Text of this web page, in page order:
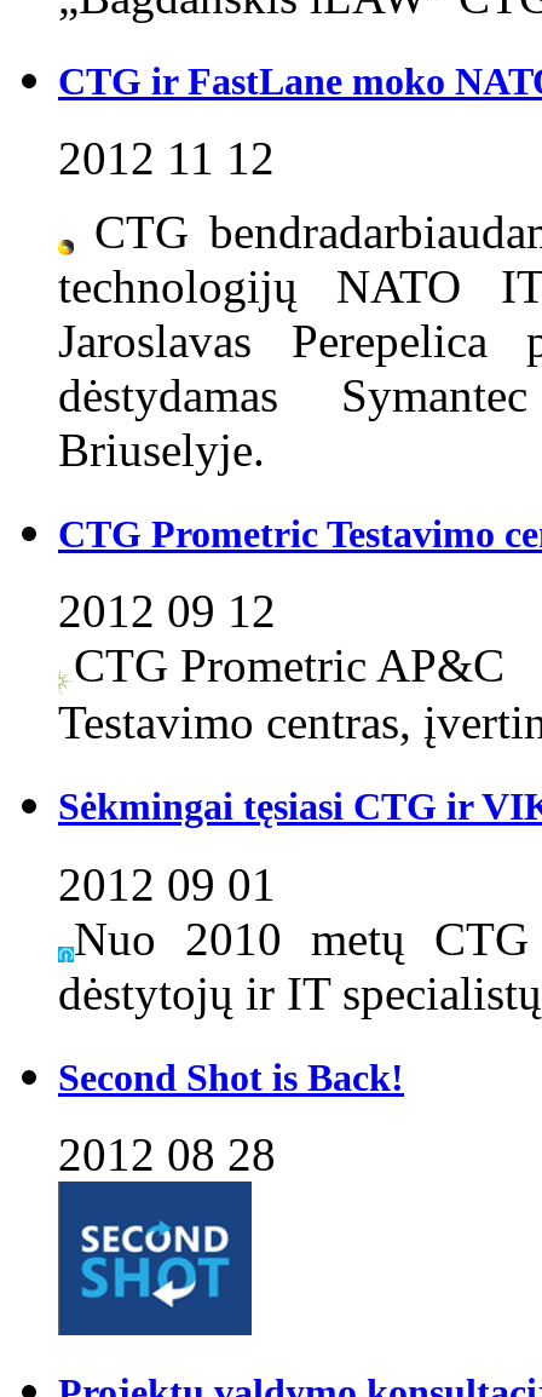
CTG ir FastLane moko
2012 11 12
CTG
technologijų NATO
Jaroslavas
dėstydamas
Briuselyje.
CTG Prometric Testavimo
2012 09 12
CTG Prometric AP&C
Testavimo centras,
Sėkmingai tęsiasi CTG ir
2012 09 01
Nuo 2010 metų
dėstytojų ir IT
Second Shot is Back!
2012 08 28